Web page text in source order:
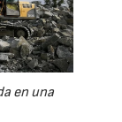
en una